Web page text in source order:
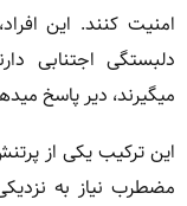
امنیت کنند. این
دلبستگی اجتنابی
میگیرند، دیر پاسخ
این ترکیب یکی از
مضطرب نیاز به